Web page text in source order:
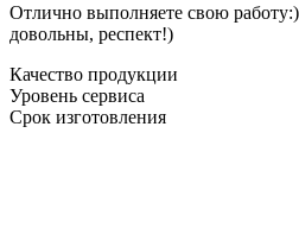
Отлично выполняете свою работу:)
довольны, респект!)
Качество продукции
Уровень сервиса
Срок изготовления